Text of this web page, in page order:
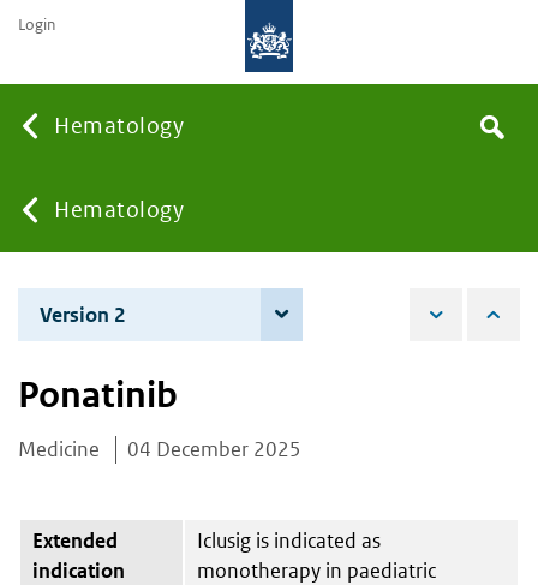
Hematology
You
are
here:
Hematology
the
Search
Login
Version 2
Ponatinib
Medicine 04 December 2025
Extended
indication
Iclusig is indicated as
monotherapy in paediatric